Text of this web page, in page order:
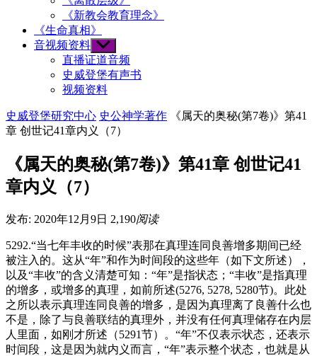
《新教会教育理念》
《生命真相》
音视频资料 Show
sub
menu
直播证道音频
史威登堡有声书
视频资料
史威登堡研究中心 史公神学著作
《属天的奥秘(第7卷)》第41
章 创世记41章内义（7）
《属天的奥秘(第7卷)》第41章 创世记41
章内义（7）
发布: 2020年12月9日 2,190阅读
5292.“当七年丰收的时候”表那在真理连同良善增多期间已经
被注入的。这从“年”和作为时间段的这些年（如下文所述），
以及“丰收”的含义清楚可知：“年”是指状态；“丰收”是指真理
的增多，或增多的真理，如前所述(5276, 5278, 5280节)。此处
之所以表示真理连同良善的增多，是因为真理离了良善什么也
不是，除了与良善联结的真理外，并没有任何真理储存在内层
人里面，如刚才所述（5291节）。“年”不仅表示状态，还表示
时间段，这是因为就内义而言，“年”表示整个状态，也就是从